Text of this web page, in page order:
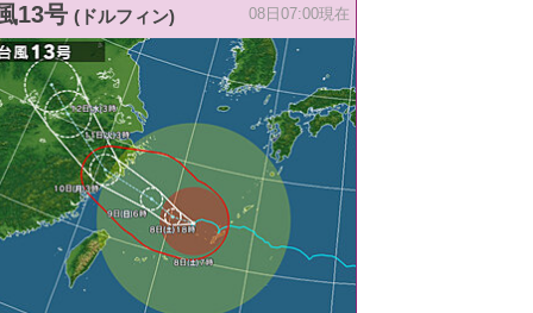
13号 (ドルフィン) 08日07:00現在